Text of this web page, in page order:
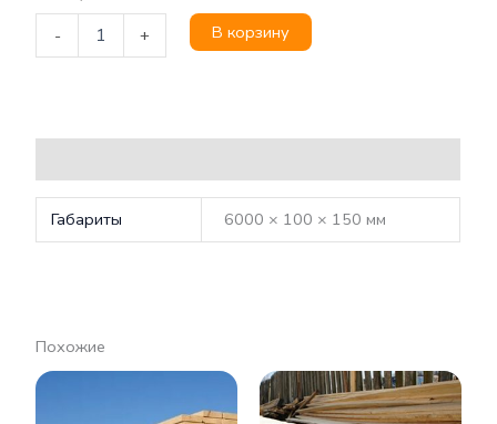
- + В корзину
Габариты 6000 × 100 × 150 мм
Похожие